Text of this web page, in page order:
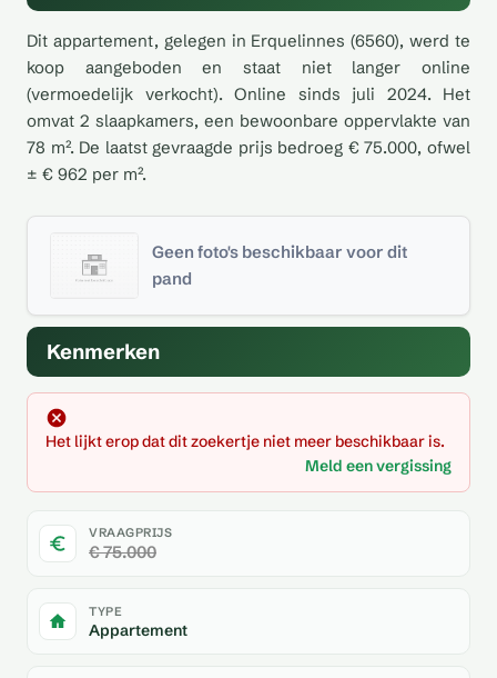
Dit appartement, gelegen in Erquelinnes (6560), werd te
koop aangeboden en staat niet langer online
(vermoedelijk verkocht). Online sinds juli 2024. Het
omvat 2 slaapkamers, een bewoonbare oppervlakte van
78 m². De laatst gevraagde prijs bedroeg € 75.000, ofwel
± € 962 per m².
Geen foto's beschikbaar voor dit
pand
Kenmerken
Het lijkt erop dat dit zoekertje niet meer beschikbaar is.
Meld een vergissing
VRAAGPRIJS
€ 75.000
TYPE
Appartement